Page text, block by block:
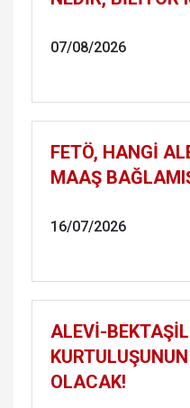
07/08/2026
FETÖ, HANGİ
MAAŞ
16/07/2026
ALEVİ-
OLACAK!